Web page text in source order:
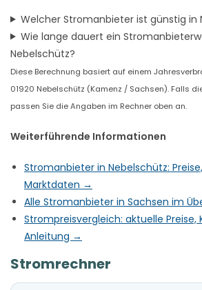
Welcher Stromanbieter ist günstig in
Wie lange dauert ein
Nebelschütz?
Diese Berechnung basiert auf einem
01920 Nebelschütz (Kamenz / Sachsen). Falls
passen Sie die Angaben im Rechner oben an.
Weiterführende Informationen
Stromanbieter in Nebelschütz:
Marktdaten →
Alle Stromanbieter in Sachsen im
Strompreisvergleich: aktuelle
Anleitung →
Stromrechner